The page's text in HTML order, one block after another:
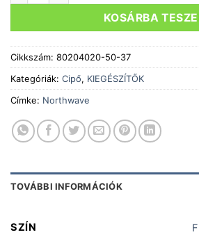
KOSÁRBA
Cikkszám: 80204020-50-37
Kategóriák: Cipő, KIEGÉSZÍTŐK
Címke: Northwave
TOVÁBBI INFORMÁCIÓK
SZÍN